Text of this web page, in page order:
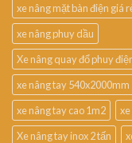
xe nâng mặt bàn điện giá
xe nâng phuy dầu
Xe nâng quay đổ phuy
xe nâng tay 540x2000mm
xe nâng tay cao 1m2
Xe nâng tay inox 2 tấn